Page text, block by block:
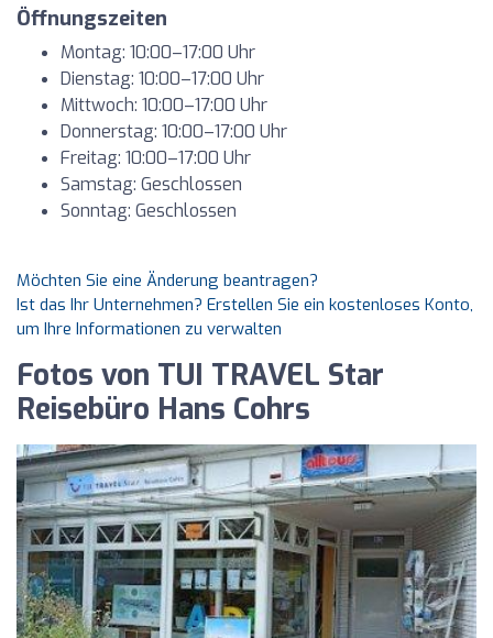
Öffnungszeiten
Montag: 10:00–17:00 Uhr
Dienstag: 10:00–17:00 Uhr
Mittwoch: 10:00–17:00 Uhr
Donnerstag: 10:00–17:00 Uhr
Freitag: 10:00–17:00 Uhr
Samstag: Geschlossen
Sonntag: Geschlossen
Möchten Sie eine Änderung beantragen?
Ist das Ihr Unternehmen? Erstellen Sie ein kostenloses Konto,
um Ihre Informationen zu verwalten
Fotos von TUI TRAVEL Star
Reisebüro Hans Cohrs